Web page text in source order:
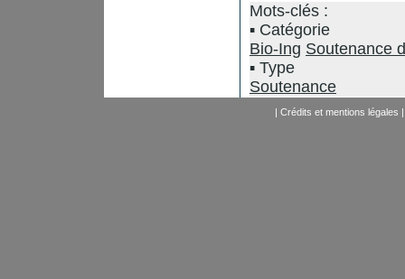
Mots-clés :
Catégorie
Bio-Ing Soutenance
Type
Soutenance
| Crédits et mentions légales